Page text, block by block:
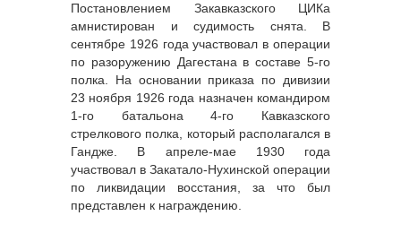
Постановлением Закавказского ЦИКа
амнистирован и судимость снята. В
сентябре 1926 года участвовал в операции
по разоружению Дагестана в составе 5-го
полка. На основании приказа по дивизии
23 ноября 1926 года назначен командиром
1-го батальона 4-го Кавказского
стрелкового полка, который располагался в
Гандже. В апреле-мае 1930 года
участвовал в Закатало-Нухинской операции
по ликвидации восстания, за что был
представлен к награждению.